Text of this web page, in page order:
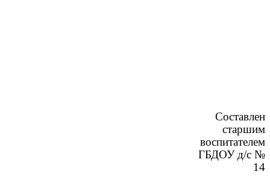
Составлен
старшим
воспитателем
ГБДОУ д/с №
14